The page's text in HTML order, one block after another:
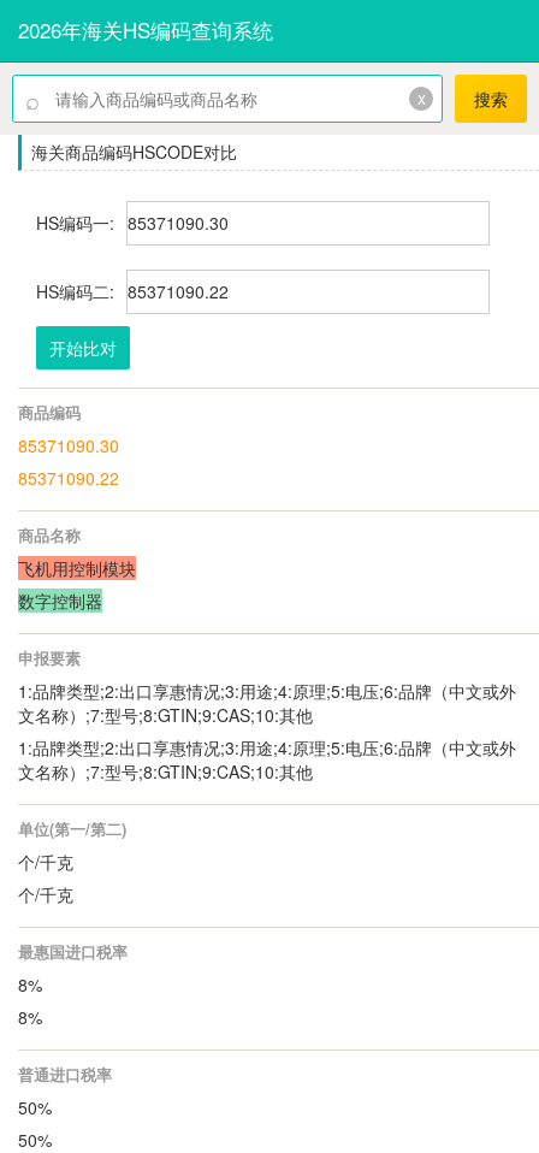
2026年海关HS编码查询系统
⌕ x 搜索
海关商品编码HSCODE对比
HS编码一:
HS编码二:
开始比对
商品编码
85371090.30
85371090.22
商品名称
飞机用控制模块
数字控制器
申报要素
1:品牌类型;2:出口享惠情况;3:用途;4:原理;5:电压;6:品牌（中文或外
文名称）;7:型号;8:GTIN;9:CAS;10:其他
1:品牌类型;2:出口享惠情况;3:用途;4:原理;5:电压;6:品牌（中文或外
文名称）;7:型号;8:GTIN;9:CAS;10:其他
单位(第一/第二)
个/千克
个/千克
最惠国进口税率
8%
8%
普通进口税率
50%
50%